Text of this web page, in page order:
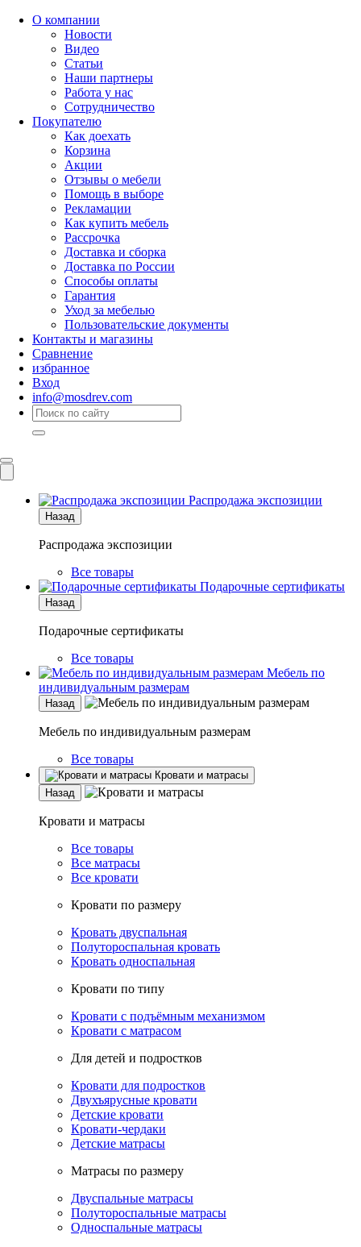
О компании
Новости
Видео
Статьи
Наши партнеры
Работа у нас
Сотрудничество
Покупателю
Как доехать
Корзина
Акции
Отзывы о мебели
Помощь в выборе
Рекламации
Как купить мебель
Рассрочка
Доставка и сборка
Доставка по России
Способы оплаты
Гарантия
Уход за мебелью
Пользовательские документы
Контакты и магазины
Сравнение
избранное
Вход
info@mosdrev.com
Распродажа экспозиции
Назад
Распродажа экспозиции
Все товары
Подарочные сертификаты
Назад
Подарочные сертификаты
Все товары
Мебель по
индивидуальным размерам
Назад
Мебель по индивидуальным размерам
Все товары
Кровати и матрасы
Назад
Кровати и матрасы
Все товары
Все матрасы
Все кровати
Кровати по размеру
Кровать двуспальная
Полутороспальная кровать
Кровать односпальная
Кровати по типу
Кровати с подъёмным механизмом
Кровати с матрасом
Для детей и подростков
Кровати для подростков
Двухъярусные кровати
Детские кровати
Кровати-чердаки
Детские матрасы
Матрасы по размеру
Двуспальные матрасы
Полутороспальные матрасы
Односпальные матрасы